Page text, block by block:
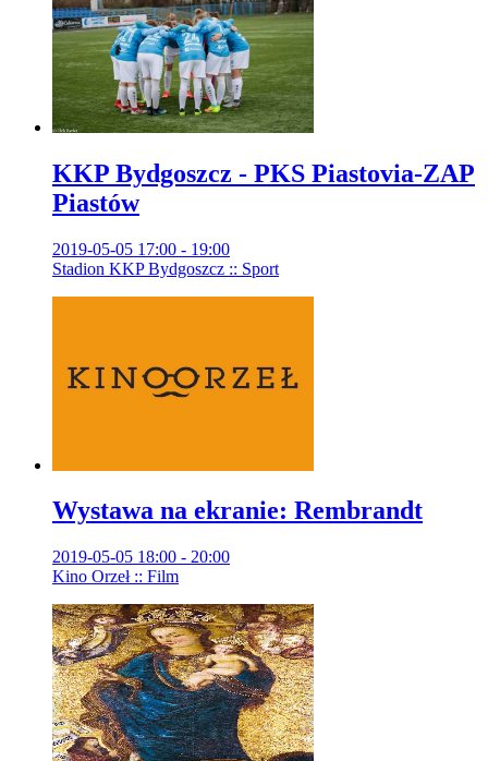
KKP Bydgoszcz - PKS Piastovia-ZAP
Piastów
2019-05-05 17:00 - 19:00
Stadion KKP Bydgoszcz :: Sport
Wystawa na ekranie: Rembrandt
2019-05-05 18:00 - 20:00
Kino Orzeł :: Film